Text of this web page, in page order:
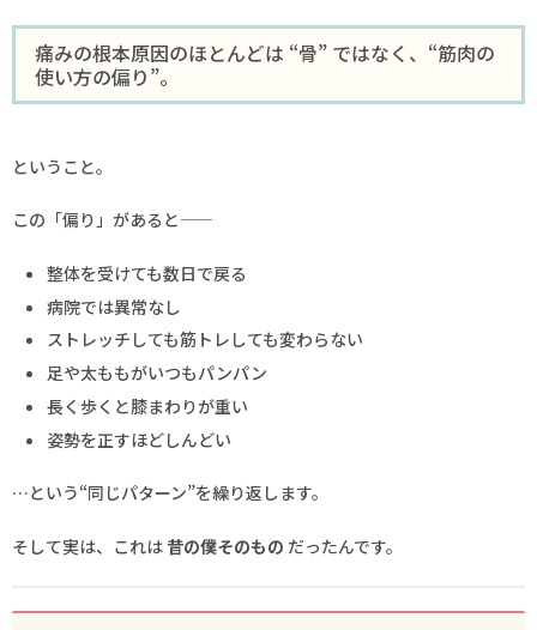
痛みの根本原因のほとんどは “骨” ではなく、“筋肉の
使い方の偏り”。
ということ。
この「偏り」があると——
整体を受けても数日で戻る
病院では異常なし
ストレッチしても筋トレしても変わらない
足や太ももがいつもパンパン
長く歩くと膝まわりが重い
姿勢を正すほどしんどい
…という“同じパターン”を繰り返します。
そして実は、これは昔の僕そのもの だったんです。